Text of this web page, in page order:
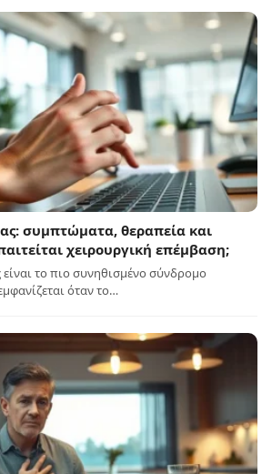
συμπτώματα, θεραπεία και
χειρουργική επέμβαση;
το πιο συνηθισμένο σύνδρομο
όταν το…